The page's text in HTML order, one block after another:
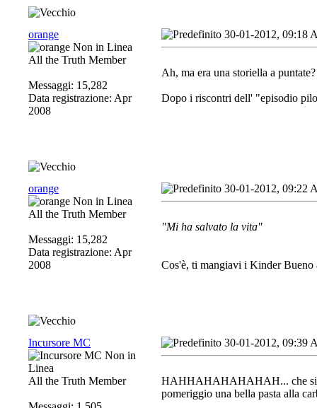
orange
All the Truth Member
Messaggi: 15,282
Data registrazione: Apr
2008
30-01-2012, 09:18
Ah, ma era una storiella a puntate?
Dopo i riscontri dell' "episodio
orange
All the Truth Member
Messaggi: 15,282
Data registrazione: Apr
2008
30-01-2012, 09:22
"Mi ha salvato la vita"
Cos'è, ti mangiavi i Kinder Bueno
Incursore MC
All the Truth Member
30-01-2012, 09:39
HAHHAHAHAHAHAH... che sia
pomeriggio una bella pasta alla